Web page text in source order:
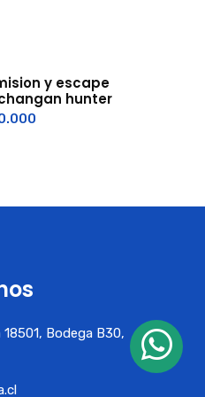
y escape
hunter
Bodega B30,